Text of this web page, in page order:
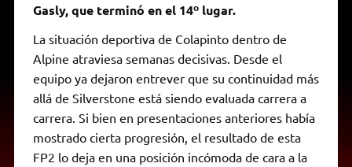
Gasly, que terminó en el 14º lugar.
La situación deportiva de Colapinto dentro de
Alpine atraviesa semanas decisivas. Desde el
equipo ya dejaron entrever que su continuidad más
allá de Silverstone está siendo evaluada carrera a
carrera. Si bien en presentaciones anteriores había
mostrado cierta progresión, el resultado de esta
FP2 lo deja en una posición incómoda de cara a la